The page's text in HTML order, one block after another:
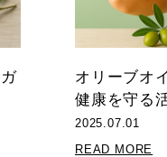
オリーブオ
健康を守る
2025.07.01
READ MORE